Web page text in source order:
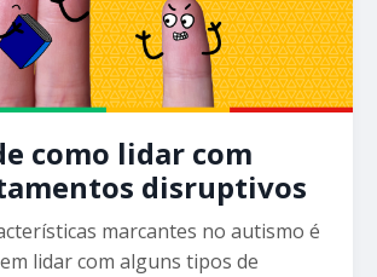
como lidar com
disruptivos
marcantes no autismo é
lidar com alguns tipos de